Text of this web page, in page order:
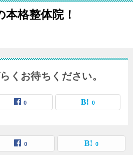
格整体院！
くお待ちください。
0 0
0 0